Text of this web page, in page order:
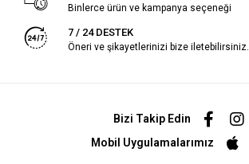
Binlerce ürün ve kampanya seçeneği
7 / 24 DESTEK
Öneri ve şikayetlerinizi bize iletebilirsiniz.
Bizi Takip Edin
Mobil Uygulamalarımız